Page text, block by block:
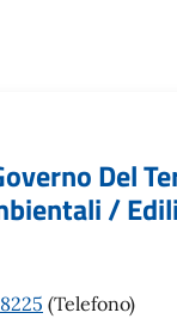
Del
/
(Telefono)